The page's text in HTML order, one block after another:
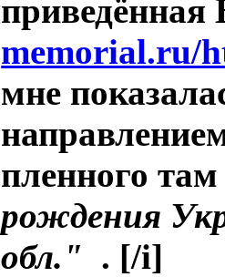
memorial.ru/
мне
пленного
рождения
обл." . [/i]